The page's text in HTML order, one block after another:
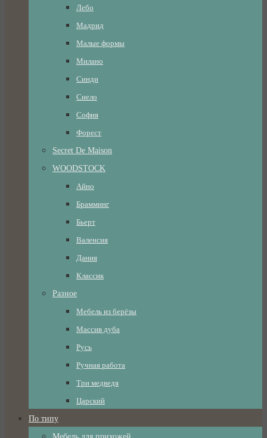
Лебо
Мадрид
Малые формы
Милано
Синди
Сиело
София
Форест
Secret De Maison
WOODSTOCK
Айно
Брамминг
Бьерт
Валенсия
Дания
Классик
Разное
Мебель из берёзы
Массив дуба
Русь
Ручная работа
Три медведя
Царский
По типу